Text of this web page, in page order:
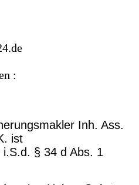
:
Inh. Ass.
ist
§ 34 d Abs. 1